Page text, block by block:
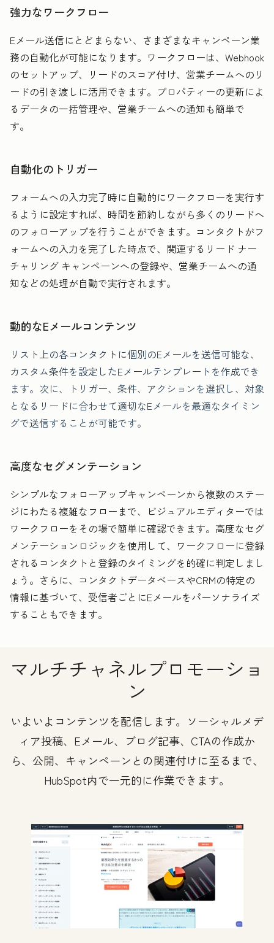
強力なワークフロー
Eメール送信にとどまらない、さまざまなキャンペーン業
務の自動化が可能になります。ワークフローは、Webhook
のセットアップ、リードのスコア付け、営業チームへのリ
ードの引き渡しに活用できます。プロパティーの更新によ
るデータの一括管理や、営業チームへの通知も簡単で
す。
自動化のトリガー
フォームへの入力完了時に自動的にワークフローを実行す
るように設定すれば、時間を節約しながら多くのリードへ
のフォローアップを行うことができます。コンタクトがフ
ォームへの入力を完了した時点で、関連するリード ナー
チャリング キャンペーンへの登録や、営業チームへの通
知などの処理が自動で実行されます。
動的なEメールコンテンツ
リスト上の各コンタクトに個別のEメールを送信可能な、
カスタム条件を設定したEメールテンプレートを作成でき
ます。 次に、トリガー、条件、アクションを選択し、対象
となるリードに合わせて適切なEメールを最適なタイミン
グで送信することが可能です。
高度なセグメンテーション
シンプルなフォローアップキャンペーンから複数のステー
ジにわたる複雑なフローまで、ビジュアルエディターでは
ワークフローをその場で簡単に確認できます。高度なセグ
メンテーションロジックを使用して、ワークフローに登録
されるコンタクトと登録のタイミングを的確に判定しまし
ょう。さらに、コンタクトデータベースやCRMの特定の
情報に基づいて、受信者ごとにEメールをパーソナライズ
することもできます。
マルチチャネルプロモーショ
ン
いよいよコンテンツを配信します。ソーシャルメデ
ィア投稿、Eメール、ブログ記事、CTAの作成か
ら、公開、キャンペーンとの関連付けに至るまで、
HubSpot内で一元的に作業できます。